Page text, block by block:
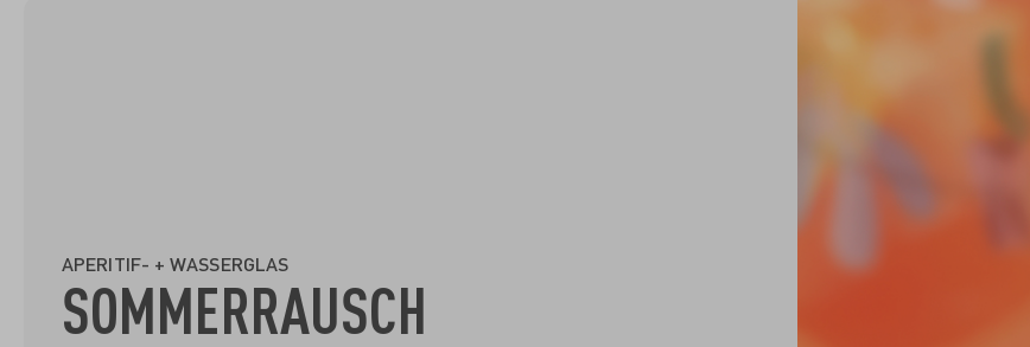
APERITIF- + WASSERGLAS
SOMMERRAUSCH